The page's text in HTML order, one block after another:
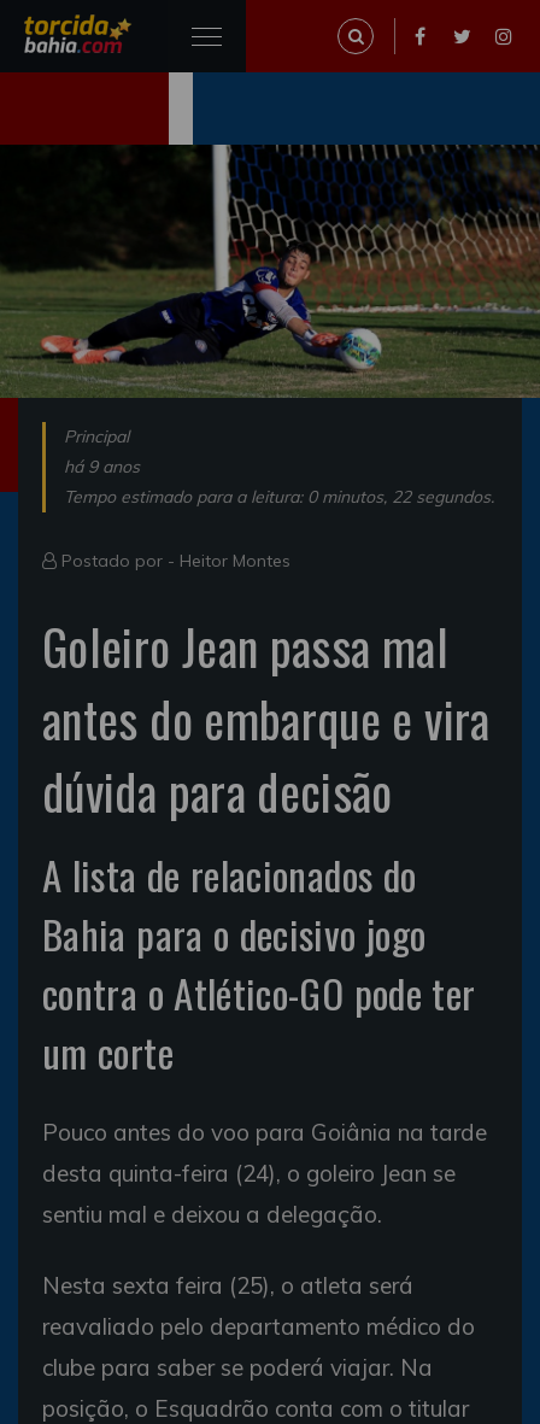
Principal
há 9 anos
Tempo estimado para a leitura: 0 minutos, 22 segundos.
Postado por - Heitor Montes
Goleiro Jean passa mal
antes do embarque e vira
dúvida para decisão
A lista de relacionados do
Bahia para o decisivo jogo
contra o Atlético-GO pode ter
um corte
Pouco antes do voo para Goiânia na tarde
desta quinta-feira (24), o goleiro Jean se
sentiu mal e deixou a delegação.
Nesta sexta feira (25), o atleta será
reavaliado pelo departamento médico do
clube para saber se poderá viajar. Na
posição, o Esquadrão conta com o titular